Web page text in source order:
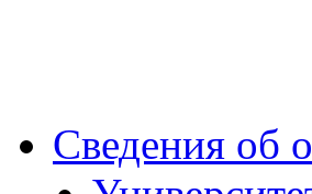
Сведения об